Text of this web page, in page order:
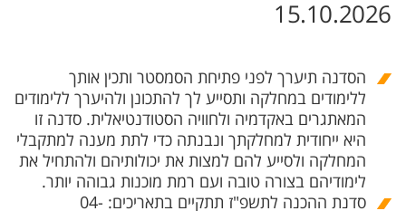
15.10.2026
הסדנה תיערך לפני פתיחת הסמסטר ותכין אותך
ללימודים במחלקה ותסייע לך להתכונן ולהיערך ללימודים
המאתגרים באקדמיה ולחוויה הסטודנטיאלית. סדנה זו
היא ייחודית למחלקתך ונבנתה כדי לתת מענה למתקבלי
המחלקה ולסייע להם למצות את יכולותיהם ולהתחיל את
לימודיהם בצורה טובה ועם רמת מוכנות גבוהה יותר.
סדנת ההכנה לתשפ"ז תתקיים בתאריכים: 04-